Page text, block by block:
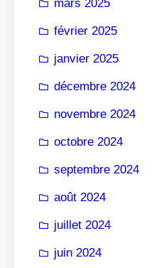
mars 2025
février 2025
janvier 2025
décembre 2024
novembre 2024
octobre 2024
septembre 2024
août 2024
juillet 2024
juin 2024